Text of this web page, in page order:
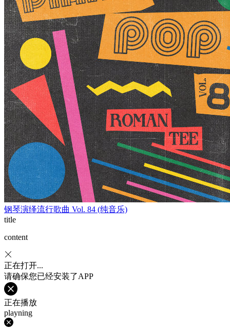
钢琴演绎流行歌曲 Vol. 84 (纯音乐)
title
content
正在打开...
请确保您已经安装了APP
正在播放
playning